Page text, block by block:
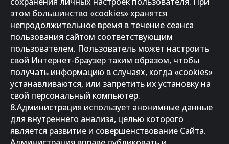
этом большинство «cookies» хранятся
непродолжительное время в течение сеанса
пользования сайтом соответствующим
пользователем. Пользователь может настроить
свой Интернет-браузер таким образом, чтобы
получать информацию в случаях, когда «cookies»
устанавливаются, или запретить их установку на
свой персональный компьютер.
8.Администрация использует анонимные данные
для внутреннего анализа, целью которого
является развитие и совершенствование Сайта.